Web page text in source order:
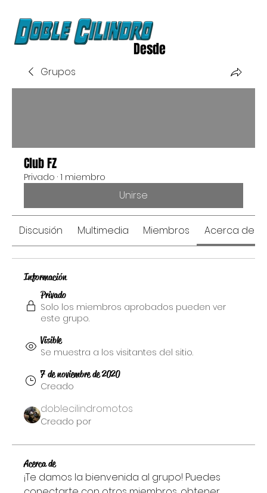
Desde
Grupos
Club FZ
Privado · 1 miembro
Unirse
Discusión Multimedia Miembros Acerca de
Información
Privado
Solo los miembros aprobados pueden ver
este grupo.
Visible
Se muestra a los visitantes del sitio.
7 de noviembre de 2020
Creado
doblecilindromotos
Creado por
Acerca de
¡Te damos la bienvenida al grupo! Puedes